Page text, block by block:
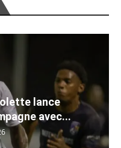
lance
avec...